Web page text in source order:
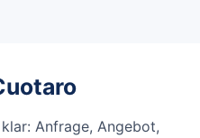
Anfrage, Angebot,